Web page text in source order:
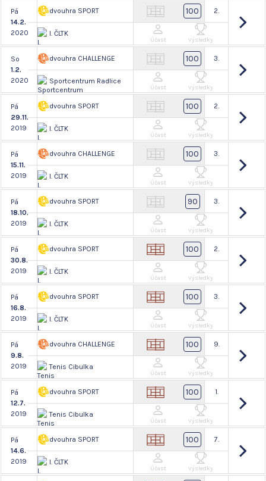
Pá
14.2.
2020
dvouhra SPORT
I. ČLTK
100 2.
Účast Výsledky
So
1.2.
2020
dvouhra CHALLENGE
Sportcentrum Radlice
100 3.
Účast Výsledky
Pá
29.11.
2019
dvouhra SPORT
I. ČLTK
100 2.
Účast Výsledky
Pá
15.11.
2019
dvouhra CHALLENGE
I. ČLTK
100 3.
Účast Výsledky
Pá
18.10.
2019
dvouhra SPORT
I. ČLTK
90 3.
Účast Výsledky
Pá
30.8.
2019
dvouhra SPORT
I. ČLTK
100 2.
Účast Výsledky
Pá
16.8.
2019
dvouhra SPORT
I. ČLTK
100 3.
Účast Výsledky
Pá
9.8.
2019
dvouhra CHALLENGE
Tenis Cibulka
100 9.
Účast Výsledky
Pá
12.7.
2019
dvouhra SPORT
Tenis Cibulka
100 1.
Účast Výsledky
Pá
14.6.
2019
dvouhra SPORT
I. ČLTK
100 7.
Účast Výsledky